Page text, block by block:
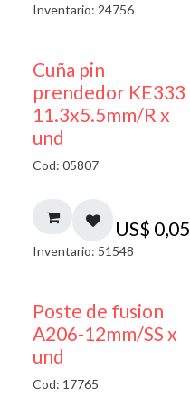
Inventario: 24756
Cuña pin
prendedor KE333
11.3x5.5mm/R x
und
Cod: 05807
US$ 0,05
Inventario: 51548
Poste de fusion
A206-12mm/SS x
und
Cod: 17765